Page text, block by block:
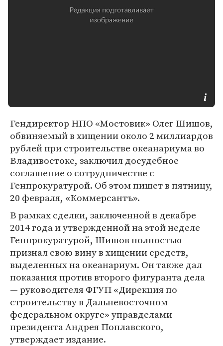
Гендиректор НПО «Мостовик» Олег Шишов,
обвиняемый в хищении около 2 миллиардов
рублей при строительстве океанариума во
Владивостоке, заключил досудебное
соглашение о сотрудничестве с
Генпрокуратурой. Об этом пишет в пятницу,
20 февраля, «Коммерсантъ».
В рамках сделки, заключенной в декабре
2014 года и утвержденной на этой неделе
Генпрокуратурой, Шишов полностью
признал свою вину в хищении средств,
выделенных на океанариум. Он также дал
показания против второго фигуранта дела
— руководителя ФГУП «Дирекция по
строительству в Дальневосточном
федеральном округе» управделами
президента Андрея Поплавского,
утверждает издание.